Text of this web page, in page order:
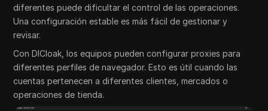
diferentes puede dificultar el control de las operaciones.
Una configuración estable es más fácil de gestionar y
revisar.
Con DICloak, los equipos pueden configurar proxies para
diferentes perfiles de navegador. Esto es útil cuando las
cuentas pertenecen a diferentes clientes, mercados o
operaciones de tienda.